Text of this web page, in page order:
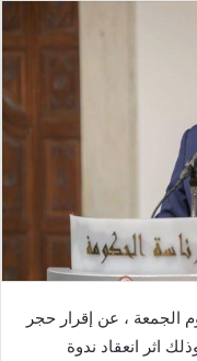
الجمعة ، عن إقرار حجر
من يوم 9 إلى 16 ماي وذلك اثر انعقاد ندوة